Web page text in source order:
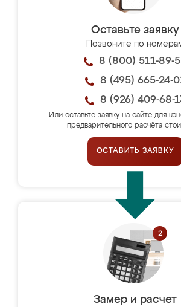
Оставьте заявку
Позвоните по
8 (800) 511-89-
8 (495) 665-24-
8 (926) 409-68-
Или оставьте заявку на сайте для
предварительного расчёта
ОСТАВИТЬ ЗАЯВКУ
Замер и расчет